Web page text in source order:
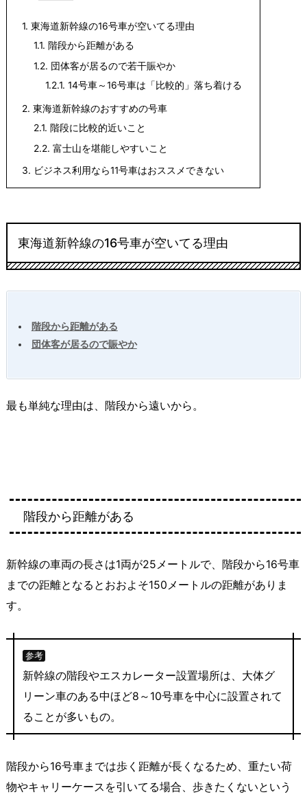
1. 東海道新幹線の16号車が空いてる理由
1.1. 階段から距離がある
1.2. 団体客が居るので若干賑やか
1.2.1. 14号車～16号車は「比較的」落ち着ける
2. 東海道新幹線のおすすめの号車
2.1. 階段に比較的近いこと
2.2. 富士山を堪能しやすいこと
3. ビジネス利用なら11号車はおススメできない
東海道新幹線の16号車が空いてる理由
階段から距離がある
団体客が居るので賑やか
最も単純な理由は、階段から遠いから。
階段から距離がある
新幹線の車両の長さは1両が25メートルで、階段から16号車
までの距離となるとおおよそ150メートルの距離がありま
す。
参考
新幹線の階段やエスカレーター設置場所は、大体グ
リーン車のある中ほど8～10号車を中心に設置されて
ることが多いもの。
階段から16号車までは歩く距離が長くなるため、重たい荷
物やキャリーケースを引いてる場合、歩きたくないという